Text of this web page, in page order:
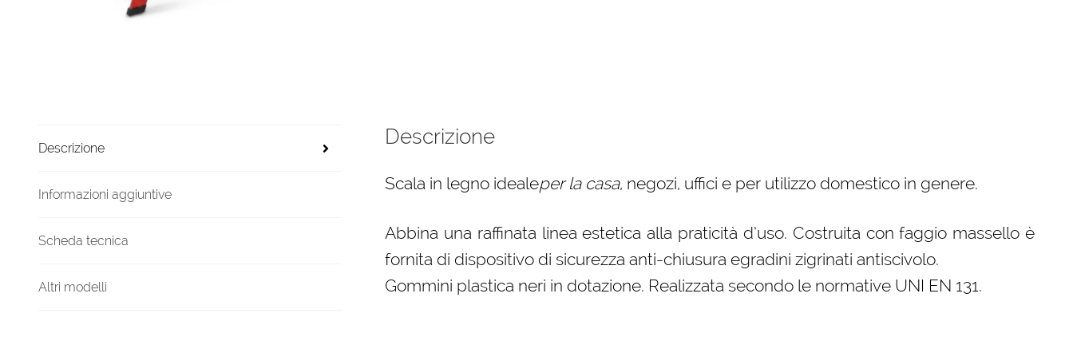
quantità
Descrizione
Informazioni aggiuntive
Scheda tecnica
Altri modelli
Descrizione
Scala in legno idealeper la casa, negozi, uffici e per utilizzo domestico in genere.
Abbina una raffinata linea estetica alla praticità d’uso. Costruita con faggio massello è
fornita di dispositivo di sicurezza anti-chiusura egradini zigrinati antiscivolo.
Gommini plastica neri in dotazione. Realizzata secondo le normative UNI EN 131.